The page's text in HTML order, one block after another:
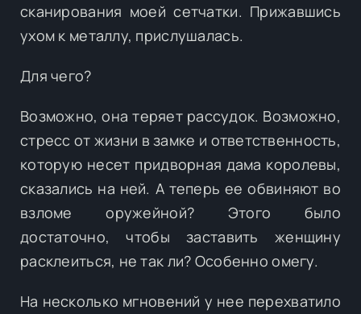
сканирования моей сетчатки. Прижавшись
ухом к металлу, прислушалась.
Для чего?
Возможно, она теряет рассудок. Возможно,
стресс от жизни в замке и ответственность,
которую несет придворная дама королевы,
сказались на ней. А теперь ее обвиняют во
взломе оружейной? Этого было
достаточно, чтобы заставить женщину
расклеиться, не так ли? Особенно омегу.
На несколько мгновений у нее перехватило